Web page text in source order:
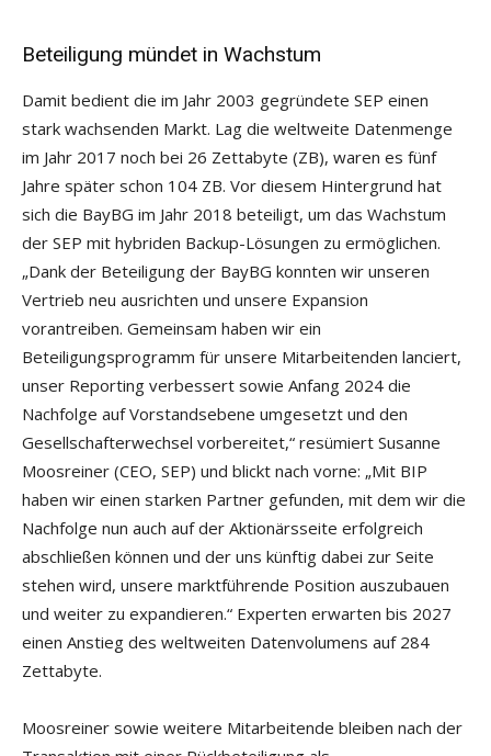
Beteiligung mündet in Wachstum
Damit bedient die im Jahr 2003 gegründete SEP einen
stark wachsenden Markt. Lag die weltweite Datenmenge
im Jahr 2017 noch bei 26 Zettabyte (ZB), waren es fünf
Jahre später schon 104 ZB. Vor diesem Hintergrund hat
sich die BayBG im Jahr 2018 beteiligt, um das Wachstum
der SEP mit hybriden Backup-Lösungen zu ermöglichen.
„Dank der Beteiligung der BayBG konnten wir unseren
Vertrieb neu ausrichten und unsere Expansion
vorantreiben. Gemeinsam haben wir ein
Beteiligungsprogramm für unsere Mitarbeitenden lanciert,
unser Reporting verbessert sowie Anfang 2024 die
Nachfolge auf Vorstandsebene umgesetzt und den
Gesellschafterwechsel vorbereitet,“ resümiert Susanne
Moosreiner (CEO, SEP) und blickt nach vorne: „Mit BIP
haben wir einen starken Partner gefunden, mit dem wir die
Nachfolge nun auch auf der Aktionärsseite erfolgreich
abschließen können und der uns künftig dabei zur Seite
stehen wird, unsere marktführende Position auszubauen
und weiter zu expandieren.“ Experten erwarten bis 2027
einen Anstieg des weltweiten Datenvolumens auf 284
Zettabyte.
Moosreiner sowie weitere Mitarbeitende bleiben nach der